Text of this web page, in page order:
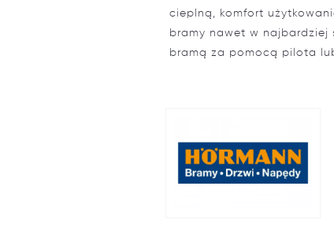
cieplną, komfort
bramy nawet w najbardziej
bramą za pomocą pilota